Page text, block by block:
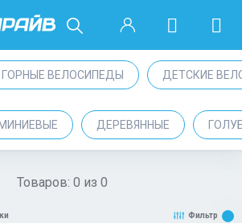
ГОРНЫЕ ВЕЛОСИПЕДЫ ДЕТСКИЕ
ДЕРЕВЯННЫЕ
Товаров: 0 из 0
Фильтр